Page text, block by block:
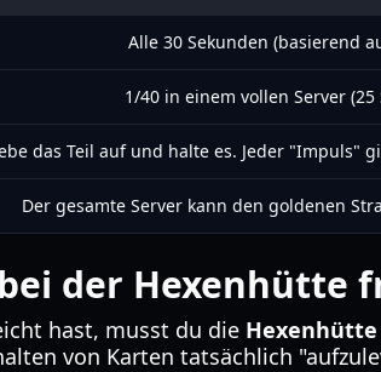
Alle 30 Sekunden (basierend
1/40 in einem vollen Server
das Teil auf und halte es. Jeder "Impuls"
Der gesamte Server kann den goldenen
der Hexenhütte
hast, musst du die
von Karten tatsächlich